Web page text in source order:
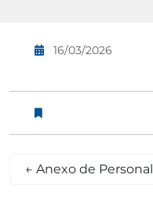
16/03/2026
← Anexo de Personal